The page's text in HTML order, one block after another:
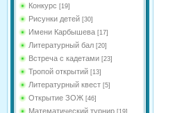
Конкурс [19]
Рисунки детей [30]
Имени Карбышева [17]
Литературный бал [20]
Встреча с кадетами [23]
Тропой открытий [13]
Литературный квест [5]
Открытие ЗОЖ [46]
Математический турнир [19]